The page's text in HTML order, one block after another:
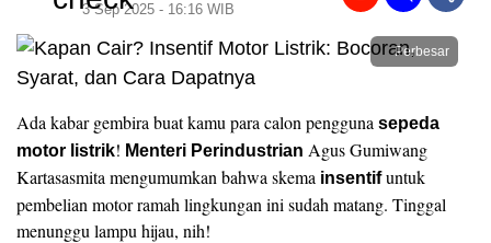
3 Sep 2025 - 16:16 WIB
Perbesar
Ada kabar gembira buat kamu para calon pengguna sepeda
motor listrik! Menteri Perindustrian Agus Gumiwang
Kartasasmita mengumumkan bahwa skema insentifuntuk
pembelian motor ramah lingkungan ini sudah matang. Tinggal
menunggu lampu hijau, nih!